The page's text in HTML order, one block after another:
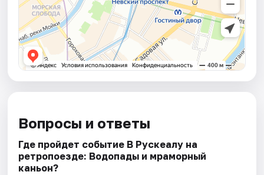
Вопросы и ответы
Где пройдет событие В Рускеалу на
ретропоезде: Водопады и мраморный
каньон?